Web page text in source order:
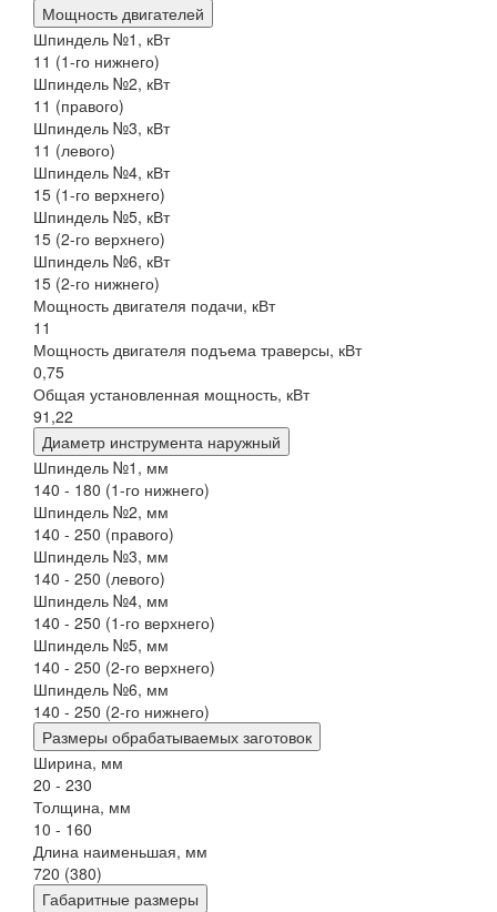
Мощность двигателей
Шпиндель №1, кВт
11 (1-го нижнего)
Шпиндель №2, кВт
11 (правого)
Шпиндель №3, кВт
11 (левого)
Шпиндель №4, кВт
15 (1-го верхнего)
Шпиндель №5, кВт
15 (2-го верхнего)
Шпиндель №6, кВт
15 (2-го нижнего)
Мощность двигателя подачи, кВт
11
Мощность двигателя подъема траверсы, кВт
0,75
Общая установленная мощность, кВт
91,22
Диаметр инструмента наружный
Шпиндель №1, мм
140 - 180 (1-го нижнего)
Шпиндель №2, мм
140 - 250 (правого)
Шпиндель №3, мм
140 - 250 (левого)
Шпиндель №4, мм
140 - 250 (1-го верхнего)
Шпиндель №5, мм
140 - 250 (2-го верхнего)
Шпиндель №6, мм
140 - 250 (2-го нижнего)
Размеры обрабатываемых заготовок
Ширина, мм
20 - 230
Толщина, мм
10 - 160
Длина наименьшая, мм
720 (380)
Габаритные размеры